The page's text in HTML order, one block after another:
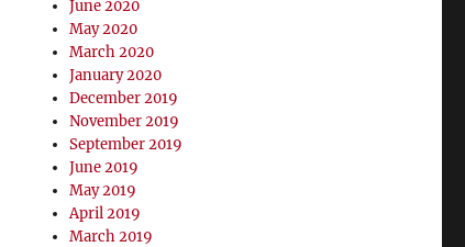
June 2020
May 2020
March 2020
January 2020
December 2019
November 2019
September 2019
June 2019
May 2019
April 2019
March 2019